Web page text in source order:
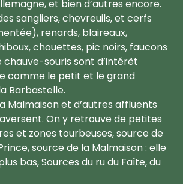
et bien d’autres encore.
sangliers, chevreuils, et cerfs
renards, blaireaux,
chouettes, pic noirs, faucons
chauve-souris sont d’intérêt
comme le petit et le grand
Barbastelle.
Malmaison et d’autres affluents
On y retrouve de petites
et zones tourbeuses, source de
source de la Malmaison : elle
bas, Sources du ru du Faîte, du